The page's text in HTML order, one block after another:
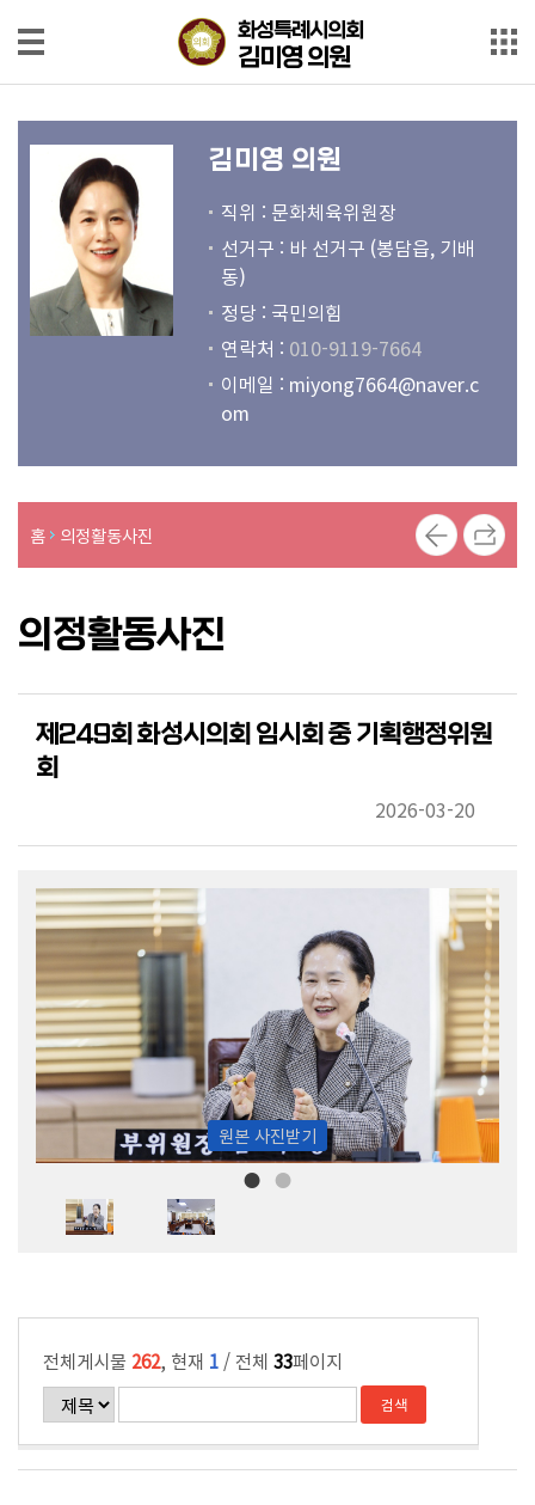
본문으로 바로가기
메인메뉴 바로가기
화성특례시의회
김미영 의원
의
원
의
록
상
의
의
정
활
동
사
화성특례시의회
김미영 의원
김미영 의원
직위 : 문화체육위원장
선거구 : 바 선거구 (봉담읍, 기배
동)
정당 : 국민의힘
연락처 : 010-9119-7664
이메일 : miyong7664@naver.c
om
홈 의정활동사진
의정활동사진
제249회 화성시의회 임시회 중 기획행정위원
회
2026-03-20
원본 사진받기
전체게시물 262, 현재 1 / 전체 33페이지